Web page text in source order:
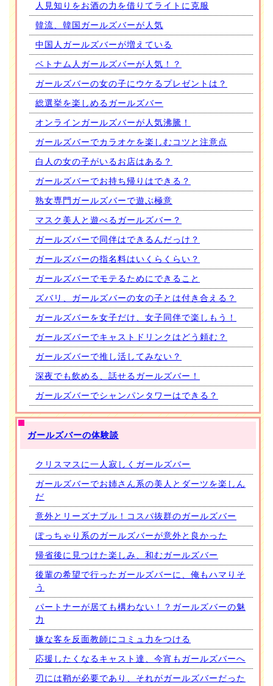
人見知りをお酒の力を借りてライトに克服
韓流、韓国ガールズバーが人気
中国人ガールズバーが増えている
ベトナム人ガールズバーが人気！？
ガールズバーの女の子にウケるプレゼントは？
総選挙を楽しめるガールズバー
オンラインガールズバーが人気沸騰！
ガールズバーでカラオケを楽しむコツと注意点
白人の女の子がいるお店はある？
ガールズバーでお持ち帰りはできる？
熟女専門ガールズバーで遊ぶ極意
マスク美人と遊べるガールズバー？
ガールズバーで同伴はできるんだっけ？
ガールズバーの指名料はいくらくらい？
ガールズバーでモテるためにできること
ズバリ、ガールズバーの女の子とは付き合える？
ガールズバーを女子だけ、女子同伴で楽しもう！
ガールズバーでキャストドリンクはどう頼む？
ガールズバーで推し活してみない？
深夜でも飲める、話せるガールズバー！
ガールズバーでシャンパンタワーはできる？
ガールズバーの体験談
クリスマスに一人寂しくガールズバー
ガールズバーでお姉さん系の美人とダーツを楽しん
だ
意外とリーズナブル！コスパ抜群のガールズバー
ぽっちゃり系のガールズバーが意外と良かった
帰省後に見つけた楽しみ、和むガールズバー
後輩の希望で行ったガールズバーに、俺もハマりそ
う
パートナーが居ても構わない！？ガールズバーの魅
力
嫌な客を反面教師にコミュ力をつける
応援したくなるキャスト達、今宵もガールズバーへ
刃には鞘が必要であり、それがガールズバーだった